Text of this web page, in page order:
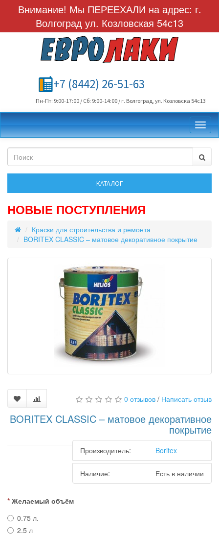
Внимание! Мы ПЕРЕЕХАЛИ на адрес: г.
Волгоград ул. Козловская 54с13
+7 (8442) 26-51-63
Пн-Пт: 9:00-17:00 / Сб: 9:00-14:00 / г. Волгоград, ул. Козловска 54с13
НОВЫЕ ПОСТУПЛЕНИЯ
Краски для строительства и ремонта
BORITEX CLASSIC – матовое декоративное покрытие
0 отзывов / Написать отзыв
BORITEX CLASSIC – матовое декоративное
покрытие
Производитель: Boritex
Наличие: Есть в наличии
Желаемый объём
0.75 л.
2.5 л